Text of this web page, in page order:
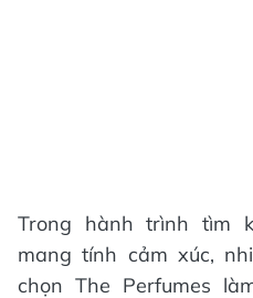
Trong hành trình tìm
mang tính cảm xúc,
chọn The Perfumes